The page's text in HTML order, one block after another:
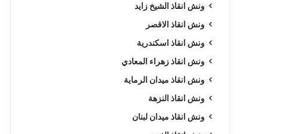
ونش انقاذ الشيخ زايد
ونش انقاذ الاقصر
ونش انقاذ اسكندرية
ونش انقاذ زهراء المعادي
ونش انقاذ ميدان الرماية
ونش انقاذ النزهة
ونش انقاذ ميدان لبنان